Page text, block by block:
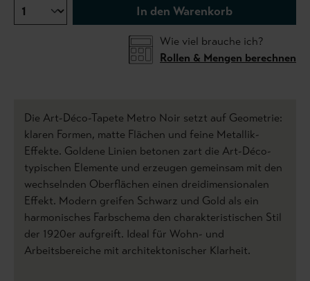
In den Warenkorb
Wie viel brauche ich?
Rollen & Mengen berechnen
Die Art-Déco-Tapete Metro Noir setzt auf Geometrie:
klaren Formen, matte Flächen und feine Metallik-
Effekte. Goldene Linien betonen zart die Art-Déco-
typischen Elemente und erzeugen gemeinsam mit den
wechselnden Oberflächen einen dreidimensionalen
Effekt. Modern greifen Schwarz und Gold als ein
harmonisches Farbschema den charakteristischen Stil
der 1920er aufgreift. Ideal für Wohn- und
Arbeitsbereiche mit architektonischer Klarheit.